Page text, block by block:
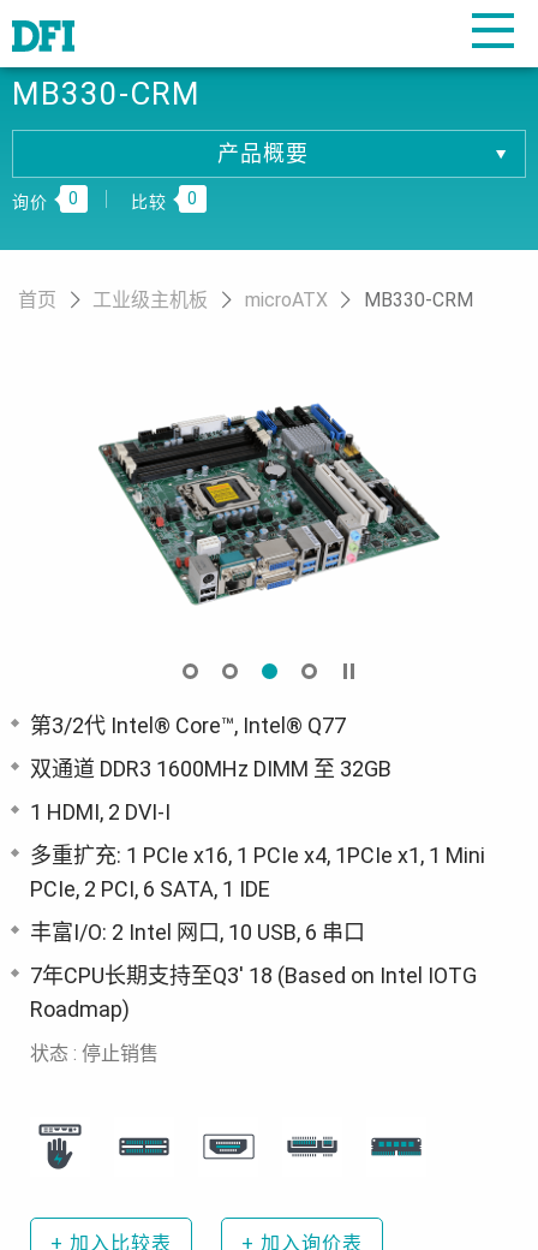
MB330-CRM
产品概要
产品概要
相關下载
订购资讯
询价 0 比较 0
首页 工业级主机板 microATX MB330-CRM
第3/2代 Intel® Core™, Intel® Q77
双通道 DDR3 1600MHz DIMM 至 32GB
1 HDMI, 2 DVI-I
多重扩充: 1 PCIe x16, 1 PCIe x4, 1PCIe x1, 1 Mini
PCIe, 2 PCI, 6 SATA, 1 IDE
丰富I/O: 2 Intel 网口, 10 USB, 6 串口
7年CPU长期支持至Q3' 18 (Based on Intel IOTG
Roadmap)
状态 : 停止销售
+ 加入比较表 + 加入询价表